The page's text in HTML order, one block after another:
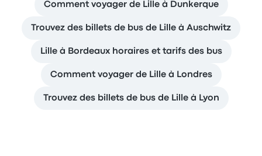
Comment voyager de Lille à Dunkerque
Trouvez des billets de bus de Lille à Auschwitz
Lille à Bordeaux horaires et tarifs des bus
Comment voyager de Lille à Londres
Trouvez des billets de bus de Lille à Lyon